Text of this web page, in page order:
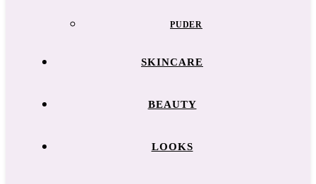
PUDER
SKINCARE
BEAUTY
LOOKS